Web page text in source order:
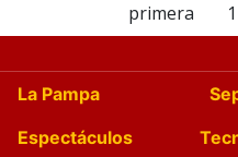
primera 1
La Pampa
Espectáculos